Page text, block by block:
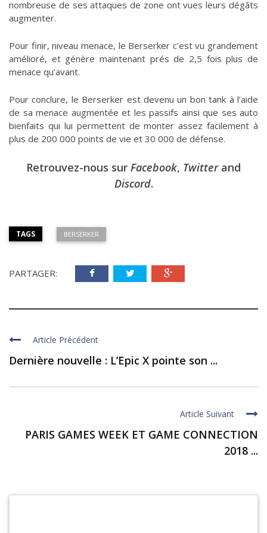
nombreuse de ses attaques de zone ont vues leurs dégâts
augmenter.
Pour finir, niveau menace, le Berserker c’est vu grandement
amélioré, et génère maintenant prés de 2,5 fois plus de
menace qu’avant.
Pour conclure, le Berserker est devenu un bon tank à l’aide
de sa menace augmentée et les passifs ainsi que ses auto
bienfaits qui lui permettent de monter assez facilement à
plus de 200 000 points de vie et 30 000 de défense.
Retrouvez-nous sur Facebook, Twitterand
Discord.
TAGS BERSERKER
PARTAGER:
Article Précédent
Dernière nouvelle : L’Epic X pointe son ...
Article Suivant
PARIS GAMES WEEK ET GAME CONNECTION
2018 ...